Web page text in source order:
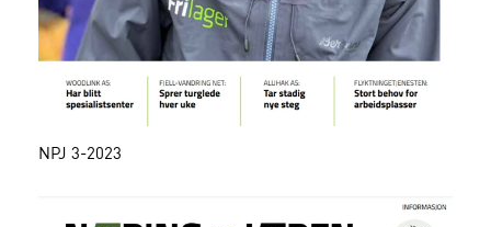
NPJ 3-2023